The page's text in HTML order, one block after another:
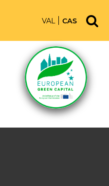
VAL CAS